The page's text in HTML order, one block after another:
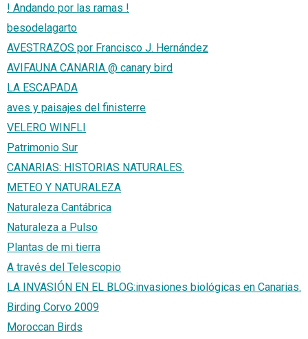
! Andando por las ramas !
besodelagarto
AVESTRAZOS por Francisco J. Hernández
AVIFAUNA CANARIA @ canary bird
LA ESCAPADA
aves y paisajes del finisterre
VELERO WINFLI
Patrimonio Sur
CANARIAS: HISTORIAS NATURALES.
METEO Y NATURALEZA
Naturaleza Cantábrica
Naturaleza a Pulso
Plantas de mi tierra
A través del Telescopio
LA INVASIÓN EN EL BLOG:invasiones biológicas en Canarias.
Birding Corvo 2009
Moroccan Birds